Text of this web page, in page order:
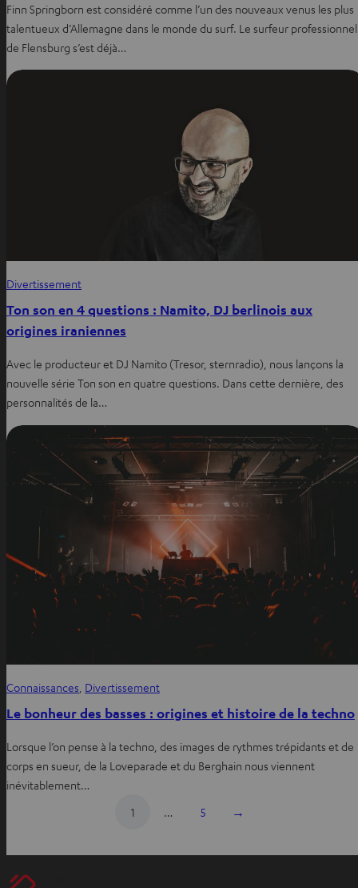
Finn Springborn est considéré comme l’un des nouveaux venus les plus
talentueux d’Allemagne dans le monde du surf. Le surfeur professionnel
de Flensburg s’est déjà…
Divertissement
Ton son en 4 questions : Namito, DJ berlinois aux
origines iraniennes
Avec le producteur et DJ Namito (Tresor, sternradio), nous lançons la
nouvelle série Ton son en quatre questions. Dans cette dernière, des
personnalités de la…
Connaissances Divertissement
Le bonheur des basses : origines et histoire de la techno
Lorsque l’on pense à la techno, des images de rythmes trépidants et de
corps en sueur, de la Loveparade et du Berghain nous viennent
inévitablement…
1
… 5 →